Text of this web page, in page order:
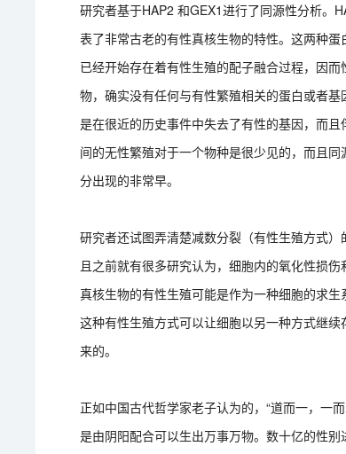
研究者基于HAP2 和GEX1进行了同源性分析。
表了非常古老的有性真核生物的特性。这两种
已经开始存在着有性生殖的配子融合过程，因
物，确实没有任何与有性繁殖相关的蛋白或者
是在很近的历史事件中失去了有性的基因，而
间的无性繁殖对于一个物种是很少见的，而且
分出现的非常早。
研究者还试图弄清楚减数分裂（有性生殖方式
且之前就有很多研究认为，细胞内的氧化性损
真核生物的有性生殖可能是作为一种细胞的求
这种有性生殖方式可以让细胞以另一种方式继
来的。
正如中国古代哲学家老子认为的，“道而一，一
是由阴阳配合可以生出万事万物。数十亿的性